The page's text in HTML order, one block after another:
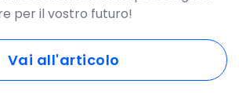
per il vostro futuro!
Vai all'articolo